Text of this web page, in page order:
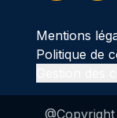
Mentions
Politique de